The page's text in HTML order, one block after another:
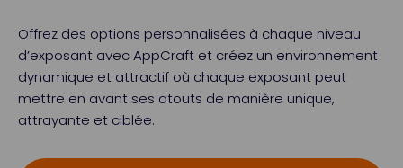
Offrez des options personnalisées à chaque niveau
d’exposant avec AppCraft et créez un environnement
dynamique et attractif où chaque exposant peut
mettre en avant ses atouts de manière unique,
attrayante et ciblée.